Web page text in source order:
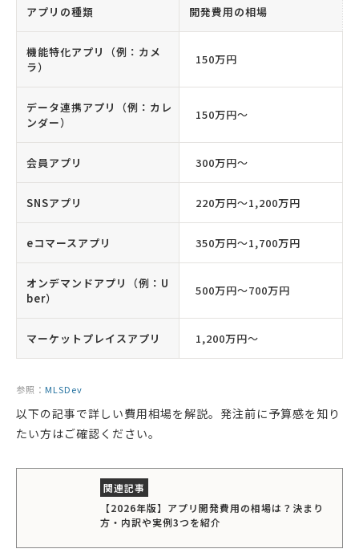
アプリの種類 開発費用の相場
機能特化アプリ（例：カメ
ラ）
150万円
データ連携アプリ（例：カレ
ンダー）
150万円〜
会員アプリ 300万円〜
SNSアプリ 220万円〜1,200万円
eコマースアプリ 350万円〜1,700万円
オンデマンドアプリ（例：U
ber）
500万円〜700万円
マーケットプレイスアプリ 1,200万円〜
参照： MLSDev
以下の記事で詳しい費用相場を解説。発注前に予算感を知り
たい方はご確認ください。
【2026年版】アプリ開発費用の相場は？決まり
方・内訳や実例3つを紹介